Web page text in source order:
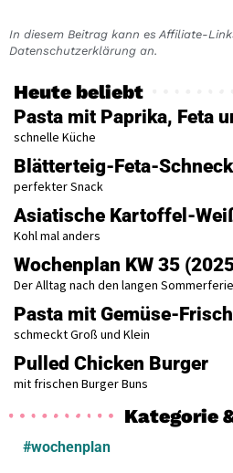
In diesem Beitrag kann es Affiliate-
Datenschutzerklärung an.
Heute beliebt
Pasta mit Paprika, Feta
schnelle Küche
Blätterteig-Feta-
perfekter Snack
Asiatische Kartoffel-
Kohl mal anders
Wochenplan KW 35
Der Alltag nach den langen
Pasta mit Gemüse-
schmeckt Groß und Klein
Pulled Chicken Burger
mit frischen Burger Buns
Kategorie
#wochenplan